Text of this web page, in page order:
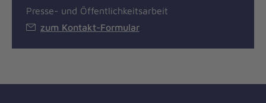
Presse- und Öffentlichkeitsarbeit
zum Kontakt-Formular